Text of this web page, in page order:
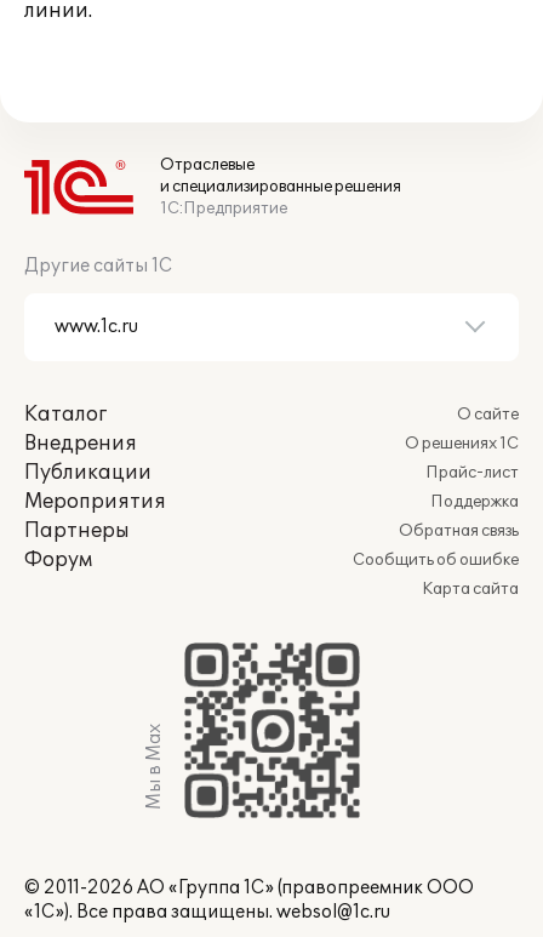
линии.
Отраслевые
и специализированные решения
1С:Предприятие
Другие сайты 1С
Каталог
Внедрения
Публикации
Мероприятия
Партнеры
Форум
О сайте
О решениях 1С
Прайс-лист
Поддержка
Обратная связь
Сообщить об ошибке
Карта сайта
Мы в Max
© 2011-2026 АО «Группа 1С» (правопреемник ООО
«1С»). Все права защищены. websol@1c.ru